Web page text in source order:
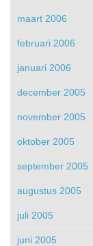
maart 2006
februari 2006
januari 2006
december 2005
november 2005
oktober 2005
september 2005
augustus 2005
juli 2005
juni 2005